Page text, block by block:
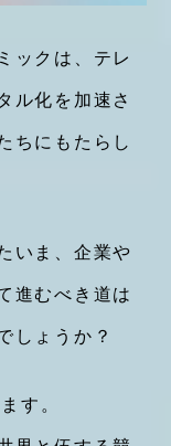
ックは、テレ
ル化を加速さ
ちにもたらし
いま、企業や
進むべき道は
しょうか？
す。